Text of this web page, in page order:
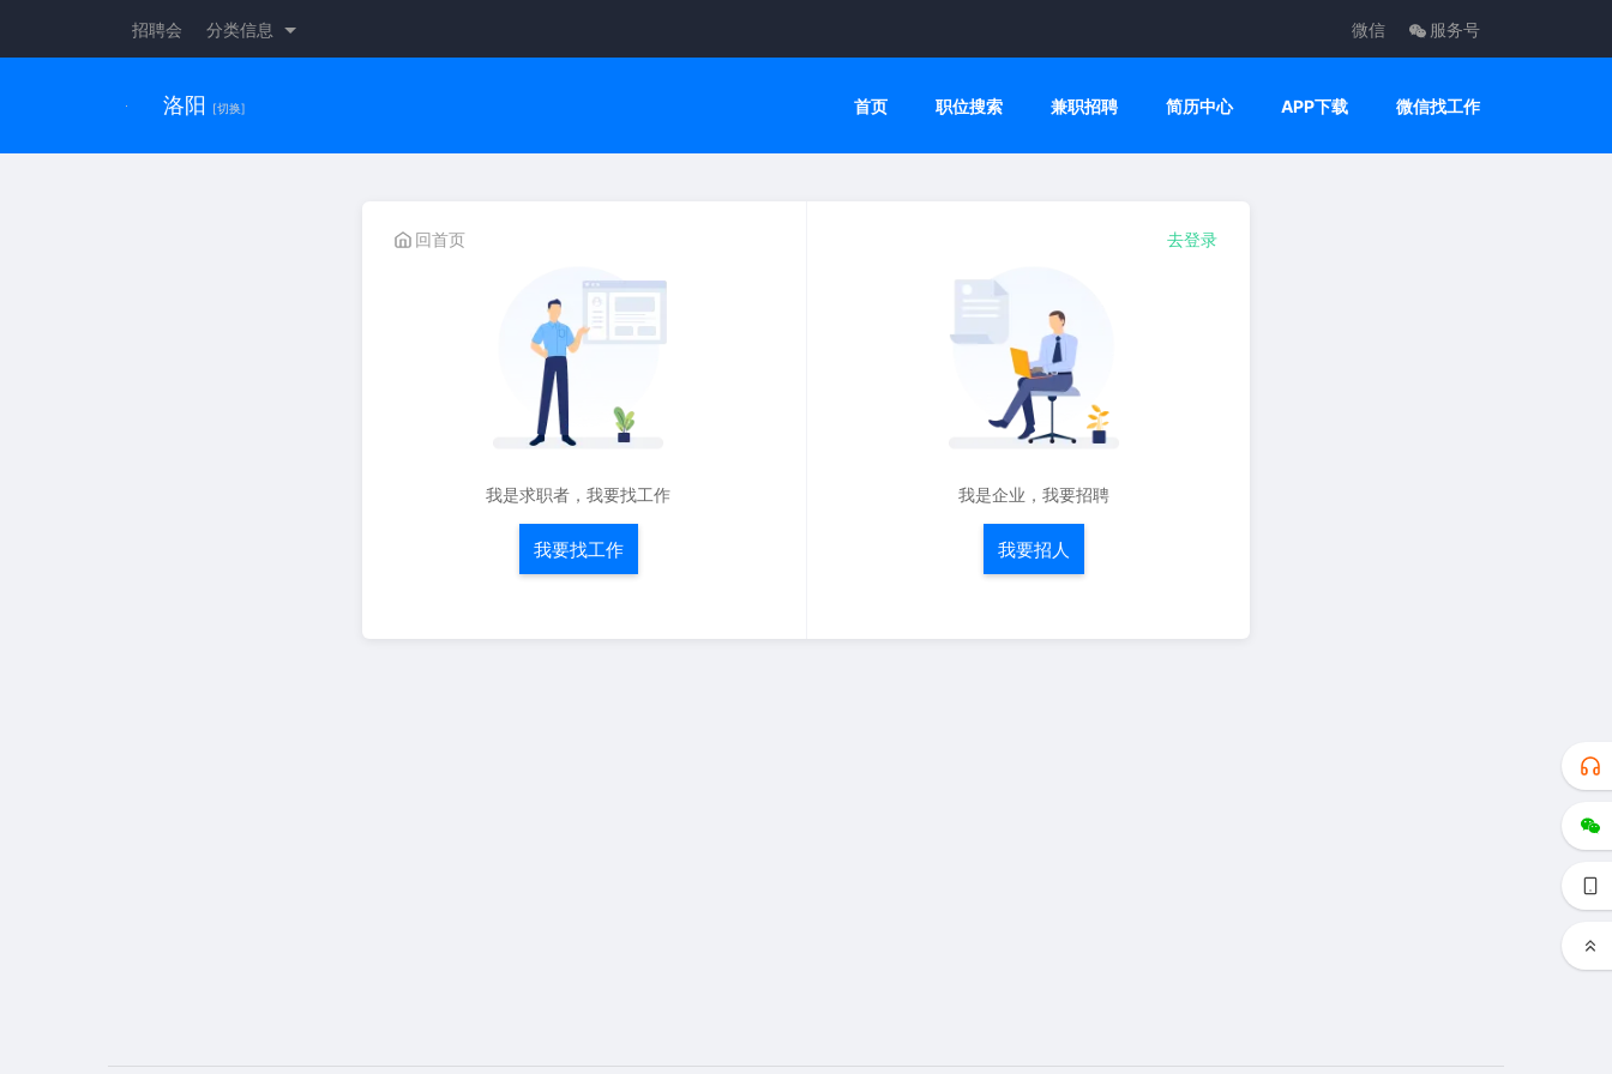
招聘会 分类信息 微信 服务号
洛阳 [切换] 首页 职位搜索 兼职招聘 简历中心 APP下载 微信找工作
我是求职者，我要找工作
我要找工作
我是企业，我要招聘
我要招人
回首页 去登录